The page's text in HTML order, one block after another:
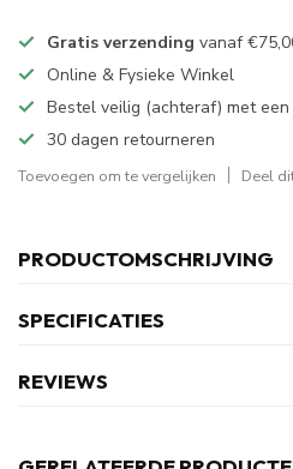
Gratis verzending vanaf
Online & Fysieke Winkel
Bestel veilig (achteraf) met
30 dagen retourneren
Toevoegen om te vergelijken Deel
PRODUCTOMSCHRIJVING
SPECIFICATIES
REVIEWS